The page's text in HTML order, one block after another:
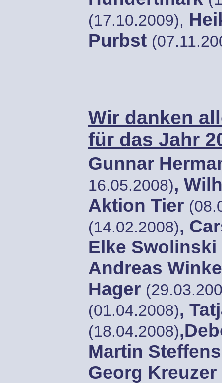
(17.10.2009),
Purbst
Wir danken
für das Jahr
Gunnar
16.05.2008),
Aktion Tier
(14.02.2008),
Elke Swolinski
Andreas
Hager
(01.04.2008),
(18.04.2008)
Martin
Georg Kreuzer